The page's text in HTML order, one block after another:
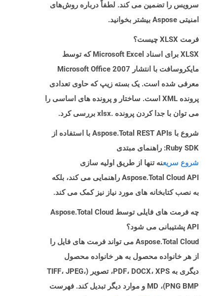
سرویس را تضمین می کند. لطفاً درباره روش‌های
امنیتی Aspose بیشتر بخوانید.
فرمت XLSX چیست؟
XLSX برای اسناد Microsoft Excel که توسط
مایکروسافت با انتشار Microsoft Office 2007
معرفی شده است. یک بسته زیپ که حاوی تعدادی
پرونده XML است. ساختار و پرونده های اساسی را
می توان با جدا کردن پرونده .xlsx بررسی کرد.
شروع با Aspose.Total REST APIs با استفاده از
Ruby SDK: راهنمای مبتدی
شروع سریعنه تنها از طریق اولیه سازی
Aspose.Total Cloud API راهنمایی می کند، بلکه
به نصب کتابخانه های مورد نیاز نیز کمک می کند.
چه فرمت های فایلی توسط Aspose.Total Cloud
API پشتیبانی می شود؟
Aspose.Total Cloud می تواند فرمت های فایل را
از هر خانواده محصول به هر خانواده محصول
دیگری به PDF، DOCX، XPS، تصویر (TIFF، JPEG،
PNG BMP)، MD و موارد دیگر تبدیل کند. فهرست